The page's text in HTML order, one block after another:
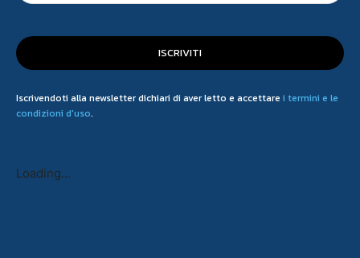
ISCRIVITI
Iscrivendoti alla newsletter dichiari di aver letto e accettare i termini e le
condizioni d'uso.
Loading...